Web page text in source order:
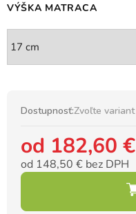
VÝŠKA MATRACA
Dostupnosť:Zvoľte variant
od 182,60 €
od 148,50 € bez DPH
Jednotková cena: